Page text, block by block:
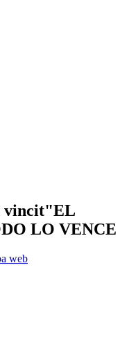
vincit"EL
LO VENCE
web